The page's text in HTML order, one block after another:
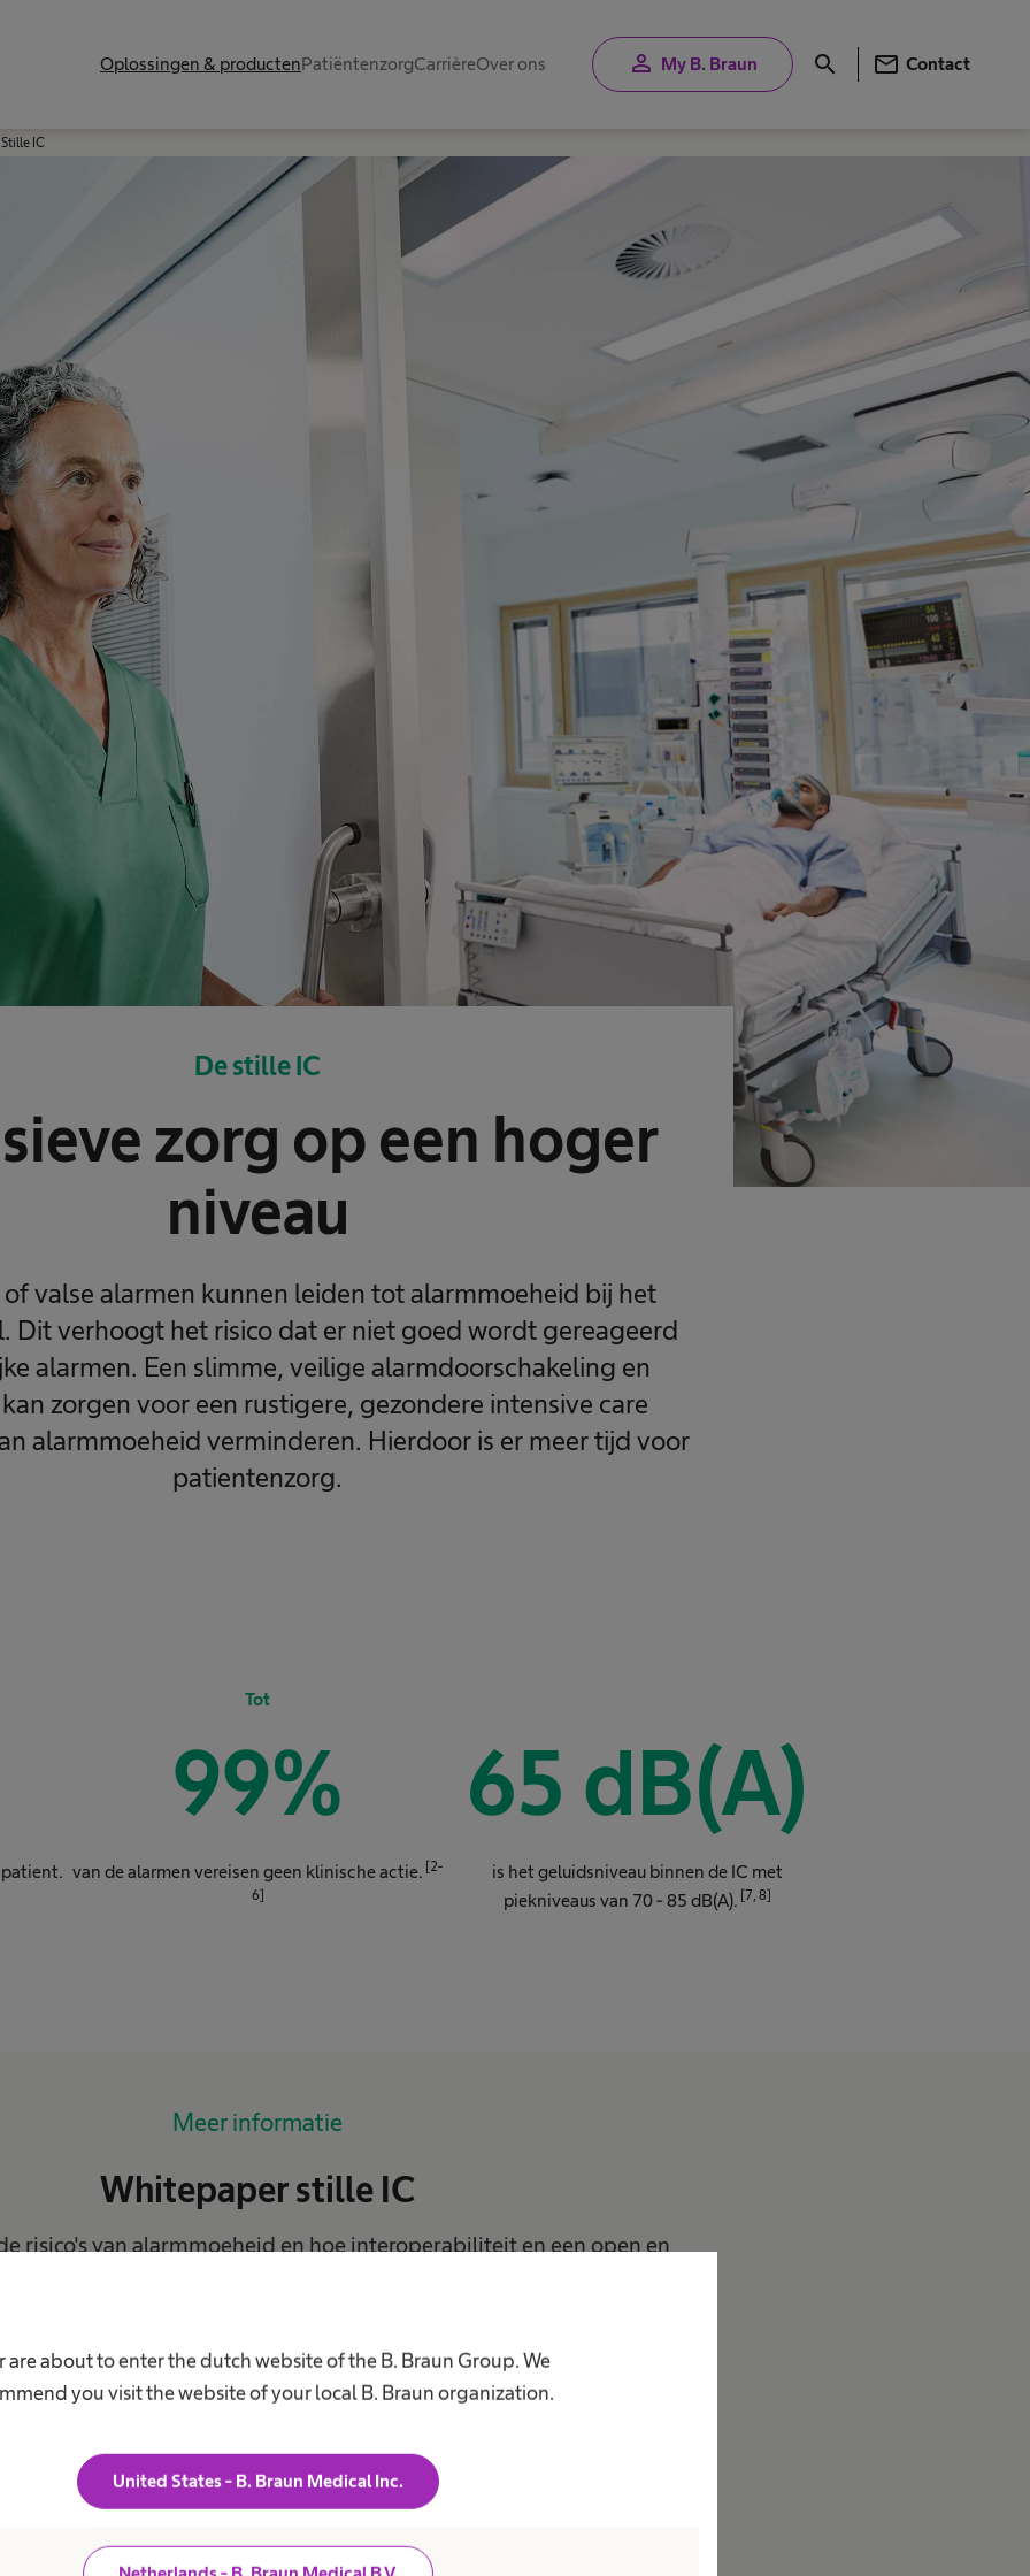
are about to enter the dutch website of the B. Braun Group. We
you visit the website of your local B. Braun organization.
United States - B. Braun Medical Inc.
Oplossingen & productenPatiëntenzorgCarrièreOver ons person My B. Braun search mail Contact
Stille IC
De stille IC
zorg op een hoger
niveau
valse alarmen kunnen leiden tot alarmmoeheid bij het
Dit verhoogt het risico dat er niet goed wordt gereageerd
alarmen. Een slimme, veilige alarmdoorschakeling en
zorgen voor een rustigere, gezondere intensive care
alarmmoeheid verminderen. Hierdoor is er meer tijd voor
patientenzorg.
patient.
Tot
99%
van de alarmen vereisen geen klinische actie. [2-
6]
65 dB(A)
is het geluidsniveau binnen de IC met
piekniveaus van 70 - 85 dB(A). [7, 8]
Meer informatie
Whitepaper stille IC
risico's van alarmmoeheid en hoe interoperabiliteit en een open en